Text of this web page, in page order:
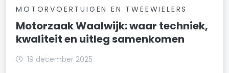
MOTORVOERTUIGEN EN TWEEWIELERS
Motorzaak Waalwijk: waar techniek,
kwaliteit en uitleg samenkomen
19 december 2025